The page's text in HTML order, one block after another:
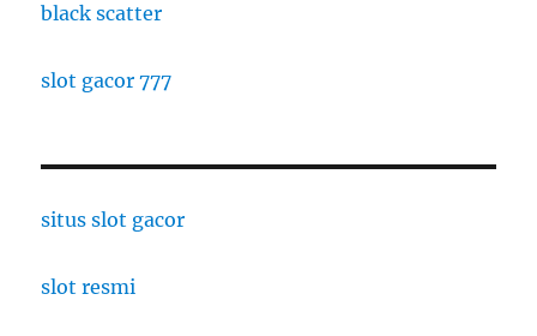
black scatter
slot gacor 777
situs slot gacor
slot resmi